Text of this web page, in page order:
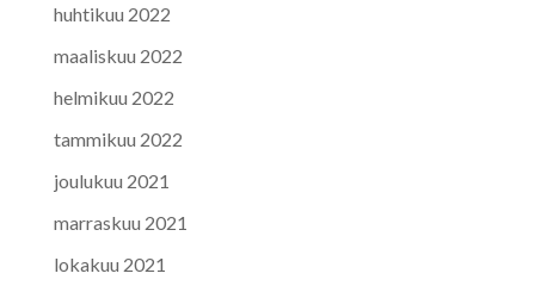
huhtikuu 2022
maaliskuu 2022
helmikuu 2022
tammikuu 2022
joulukuu 2021
marraskuu 2021
lokakuu 2021